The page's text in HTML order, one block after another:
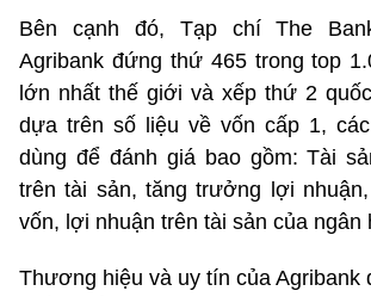
Bên cạnh đó, Tạp chí The
Agribank đứng thứ 465 trong top
lớn nhất thế giới và xếp thứ 2
dựa trên số liệu về vốn cấp 1,
dùng để đánh giá bao gồm: Tài
trên tài sản, tăng trưởng lợi
vốn, lợi nhuận trên tài sản của
Thương hiệu và uy tín của Agribank